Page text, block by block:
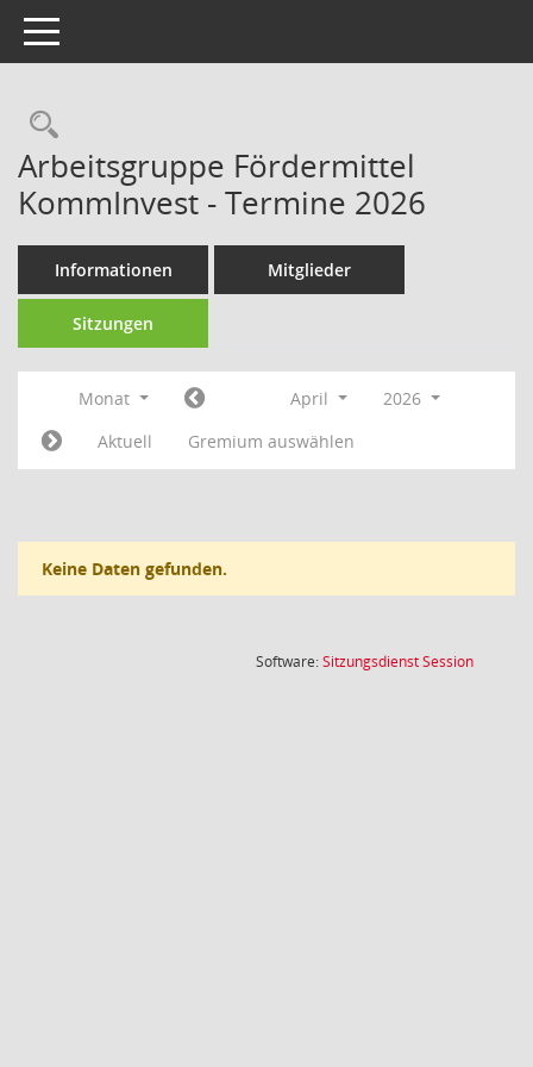
Toggle navigation
Rechercheauswahl
Arbeitsgruppe Fördermittel
KommInvest - Termine 2026
Informationen Mitglieder
Sitzungen
Monat April
2026
Aktuell
Gremium auswählen
Keine Daten gefunden.
Software:SitzungsdienstSession(Wird in